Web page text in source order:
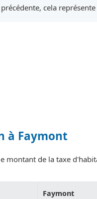
cela
à Faymont
montant de la taxe
Faymont